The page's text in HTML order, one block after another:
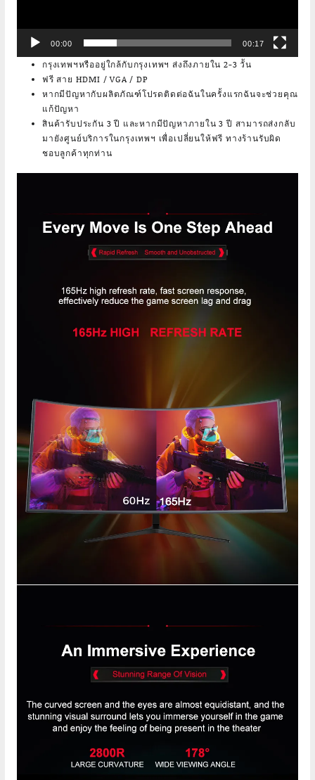
00:00 00:17
กรุงเทพฯหรืออยู่ใกล้กับกรุงเทพฯ ส่งถึงภายใน 2-3 วััน
ฟรี สาย HDMI / VGA / DP
หากมีปัญหากับผลิตภัณฑ์โปรดติดต่อฉันในครั้งแรกฉันจะช่วยคุณ
แก้ปัญหา
สินค้ารับประกัน 3 ปี และหากมีปัญหาภายใน 3 ปี สามารถส่งกลับ
มายังศูนย์บริการในกรุงเทพฯ เพื่อเปลี่ยนให้ฟรี ทางร้านรับผิด
ชอบลูกค้าทุกท่าน